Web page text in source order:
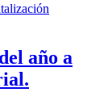
año a